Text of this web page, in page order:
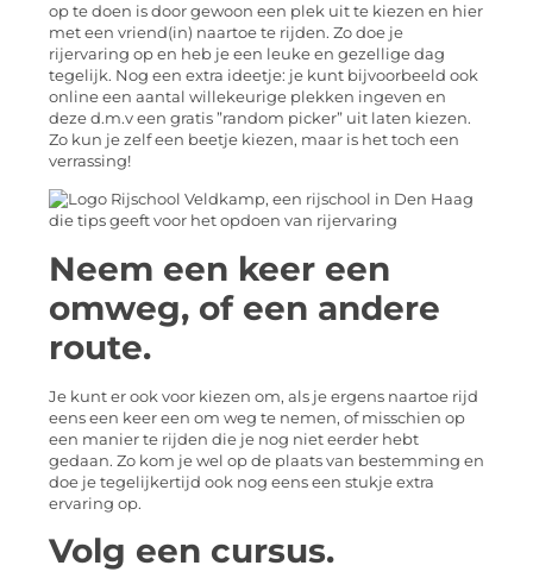
op te doen is door gewoon een plek uit te kiezen en hier
met een vriend(in) naartoe te rijden. Zo doe je
rijervaring op en heb je een leuke en gezellige dag
tegelijk. Nog een extra ideetje: je kunt bijvoorbeeld ook
online een aantal willekeurige plekken ingeven en
deze d.m.v een gratis ”random picker” uit laten kiezen.
Zo kun je zelf een beetje kiezen, maar is het toch een
verrassing!
Neem een keer een
omweg, of een andere
route.
Je kunt er ook voor kiezen om, als je ergens naartoe rijd
eens een keer een om weg te nemen, of misschien op
een manier te rijden die je nog niet eerder hebt
gedaan. Zo kom je wel op de plaats van bestemming en
doe je tegelijkertijd ook nog eens een stukje extra
ervaring op.
Volg een cursus.